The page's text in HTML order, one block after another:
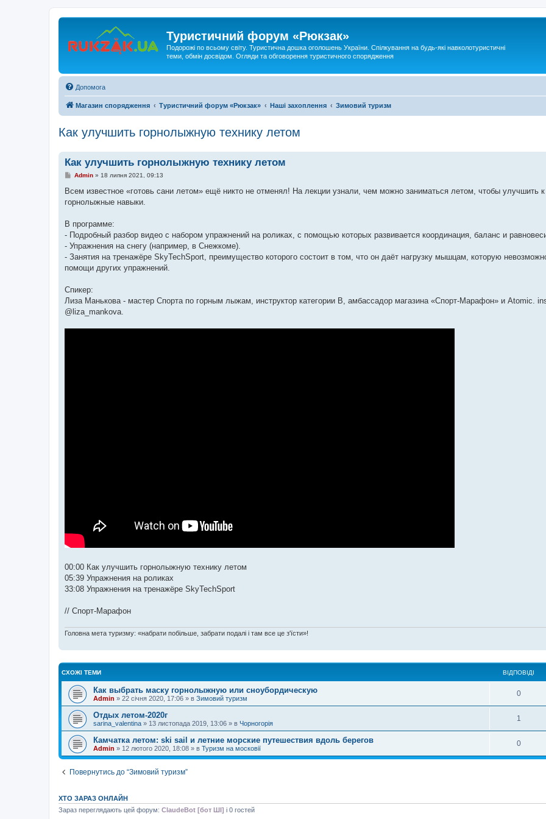
Туристичний форум «Рюкзак»
Подорожі по всьому світу. Туристична дошка оголошень України. Спілкування на будь-які навколотуристичні
теми, обмін досвідом. Огляди та обговорення туристичного спорядження
Допомога
Магазин спорядження Туристичний форум «Рюкзак» Наші захоплення Зимовий туризм
Как улучшить горнолыжную технику летом
Как улучшить горнолыжную технику летом
П
в
д
л
е
н
я
Admin» 18 липня 2021, 09:13
Всем известное «готовь сани летом» ещё никто не отменял! На лекции узнали, чем можно заниматься летом, чтобы улучшить
горнолыжные навыки.
В программе:
- Подробный разбор видео с набором упражнений на роликах, с помощью которых развивается координация, баланс и
- Упражнения на снегу (например, в Снежкоме).
- Занятия на тренажёре SkyTechSport, преимущество которого состоит в том, что он даёт нагрузку мышцам, которую
помощи других упражнений.
Спикер:
Лиза Манькова - мастер Спорта по горным лыжам, инструктор категории B, амбассадор магазина «Спорт-Марафон» и Atomic.
@liza_mankova.
00:00 Как улучшить горнолыжную технику летом
05:39 Упражнения на роликах
33:08 Упражнения на тренажёре SkyTechSport
// Спорт-Марафон
Головна мета туризму: «набрати побільше, забрати подалі і там все це з'їсти»!
СХОЖІ ТЕМИ ВІДПОВІДІ
Как выбрать маску горнолыжную или сноубордическую
Admin » 22 січня 2020, 17:06 » в Зимовий туризм
0
Отдых летом-2020г
sarina_valentina » 13 листопада 2019, 13:06 » в Чорногорія
1
Камчатка летом: ski sail и летние морские путешествия вдоль берегов
Admin » 12 лютого 2020, 18:08 » в Туризм на московії
0
Повернутись до “Зимовий туризм”
ХТО ЗАРАЗ ОНЛАЙН
Зараз переглядають цей форум: ClaudeBot [бот ШІ] і 0 гостей